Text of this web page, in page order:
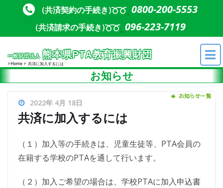
Skip to content
Skip to content(共済契約の手続き) 0800-200-5553
(共済請求の手続き) 096-223-7119
一般財団法人 熊本県PTA教育振興財団
Home 共済に加入するには
お知らせ
2022年 4月 18日
共済に加入するには
（１）加入等の手続きは、児童生徒等、PTA会員の
在籍する学校のPTAを通して行います。
（２）加入ご希望の場合は、学校PTAに加入申込書